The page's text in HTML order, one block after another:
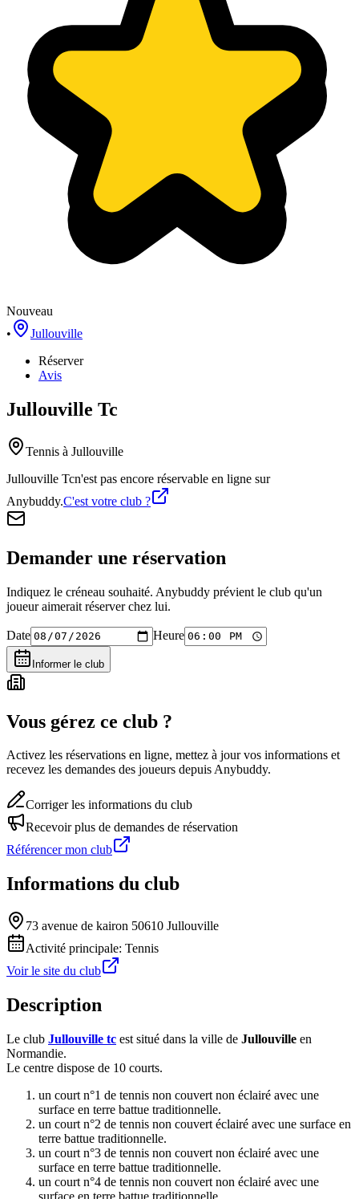
Nouveau
•
Jullouville
Réserver
Avis
Jullouville Tc
Tennis à Jullouville
Jullouville Tcn'est pas encore réservable en ligne sur
Anybuddy.C'est votre club ?
Demander une réservation
Indiquez le créneau souhaité. Anybuddy prévient le club qu'un
joueur aimerait réserver chez lui.
Date Heure
Informer le club
Vous gérez ce club ?
Activez les réservations en ligne, mettez à jour vos informations et
recevez les demandes des joueurs depuis Anybuddy.
Corriger les informations du club
Recevoir plus de demandes de réservation
Référencer mon club
Informations du club
73 avenue de kairon 50610 Jullouville
Activité principale: Tennis
Voir le site du club
Description
Le club Jullouville tc est situé dans la ville de Jullouville en
Normandie.
Le centre dispose de 10 courts.
un court n°1 de tennis non couvert non éclairé avec une
surface en terre battue traditionnelle.
un court n°2 de tennis non couvert éclairé avec une surface en
terre battue traditionnelle.
un court n°3 de tennis non couvert non éclairé avec une
surface en terre battue traditionnelle.
un court n°4 de tennis non couvert non éclairé avec une
surface en terre battue traditionnelle.